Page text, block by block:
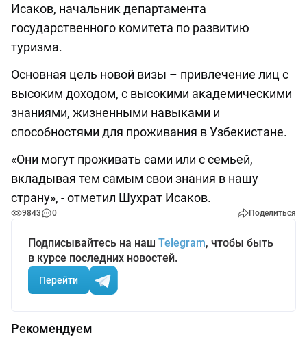
Исаков, начальник департамента
государственного комитета по развитию
туризма.
Основная цель новой визы – привлечение лиц с
высоким доходом, с высокими академическими
знаниями, жизненными навыками и
способностями для проживания в Узбекистане.
«Они могут проживать сами или с семьей,
вкладывая тем самым свои знания в нашу
страну», - отметил Шухрат Исаков.
9843 0 Поделиться
Подписывайтесь на наш Telegram, чтобы быть
в курсе последних новостей.
Перейти
Рекомендуем